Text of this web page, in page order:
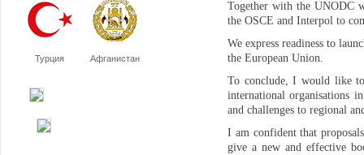
Турция Афганистан
Together with the UNODC
the OSCE and Interpol to
We express readiness to
the European Union.
To conclude, I would like
international organisations
and challenges to regional
I am confident that
give a new and effective